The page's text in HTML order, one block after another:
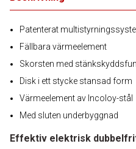
Patenterat
Fällbara värmeelement
Skorsten med
Disk i ett stycke stansad form
Värmeelement av Incoloy-stål
Med sluten underbyggnad
Effektiv elektrisk